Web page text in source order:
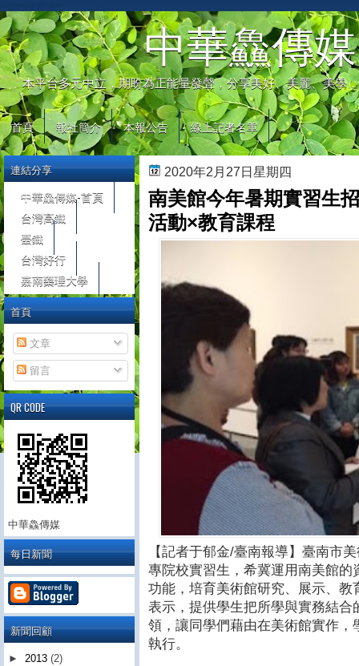
中華鱻傳媒
本平台多元中立，期盼為正能量發聲，分享美好、美麗、美學
首頁 報社簡介 本報公告 線上記者名單
2020年2月27日星期四
南美館今年暑期實習生
活動×教育課程
【記者于郁金/臺南報導】臺南市
專院校實習生，希冀運用南美館
功能，培育美術館研究、展示、
表示，提供學生把所學與實務結
領，讓同學們藉由在美術館實作
執行。
連結分享
中華鱻傳媒-首頁
台灣高鐵
臺鐵
台灣好行
嘉南藥理大學
首頁
文章
留言
QR CODE
中華鱻傳媒
每日新聞
新聞回顧
► 2013 (2)